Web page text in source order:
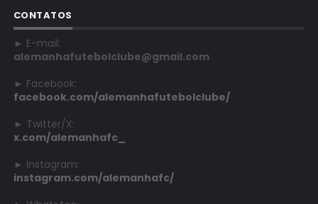
CONTATOS
► E-mail:
alemanhafutebolclube@gmail.com
► Facebook:
facebook.com/alemanhafutebolclube/
► Twitter/X:
x.com/alemanhafc_
► Instagram:
instagram.com/alemanhafc/